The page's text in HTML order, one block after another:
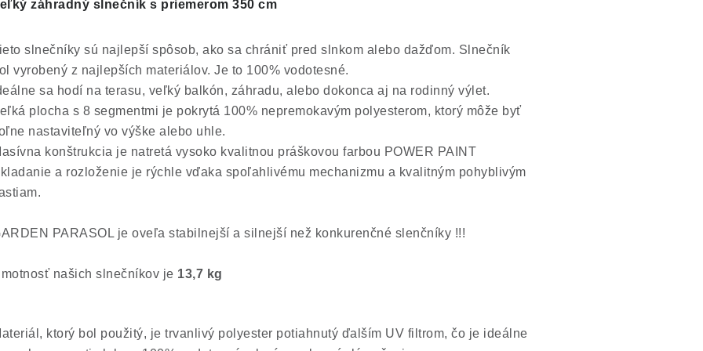
záhradný slnečník s priemerom 350 cm
slnečníky sú najlepší spôsob, ako sa chrániť pred slnkom alebo dažďom. Slnečník
vyrobený z najlepších materiálov. Je to 100% vodotesné.
sa hodí na terasu, veľký balkón, záhradu, alebo dokonca aj na rodinný výlet.
plocha s 8 segmentmi je pokrytá 100% nepremokavým polyesterom, ktorý môže byť
nastaviteľný vo výške alebo uhle.
konštrukcia je natretá vysoko kvalitnou práškovou farbou POWER PAINT
a rozloženie je rýchle vďaka spoľahlivému mechanizmu a kvalitným pohyblivým
PARASOL je oveľa stabilnejší a silnejší než konkurenčné slenčníky !!!
našich slnečníkov je 13,7 kg
ktorý bol použitý, je trvanlivý polyester potiahnutý ďalším UV filtrom, čo je ideálne